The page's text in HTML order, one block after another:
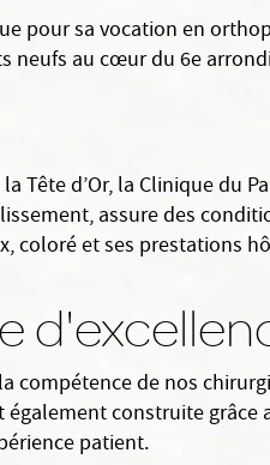
pour sa vocation en
neufs au cœur du 6e
d’Or, la Clinique du
assure des
coloré et ses prestations
compétence de nos
construite
patient.